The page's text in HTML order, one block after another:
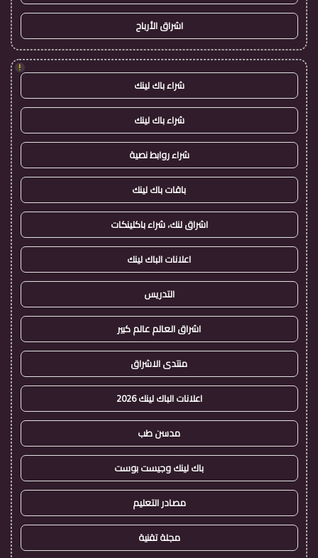
اشراق الأرباح
!
شراء باك لينك
شراء باك لينك
شراء روابط نصية
باقات باك لينك
اشراق لنك، شراء باكلينكات
اعلانات الباك لينك
التدريس
اشراق العالم عالم كبير
منتدى الاشراق
اعلانات الباك لينك 2026
مدسن طب
باك لينك وجيست بوست
مصادر التعليم
مجلة تقنية